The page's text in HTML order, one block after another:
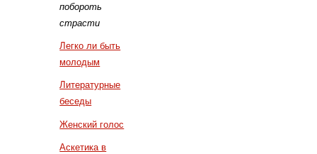
побороть
страсти
Легко ли быть
молодым
Литературные
беседы
Женский голос
Аскетика в